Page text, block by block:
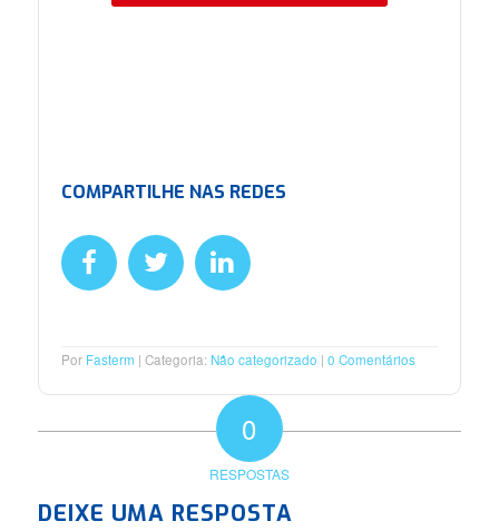
COMPARTILHE NAS REDES
Por Fasterm Categoria: Não categorizado 0 Comentários
0
RESPOSTAS
DEIXE UMA RESPOSTA